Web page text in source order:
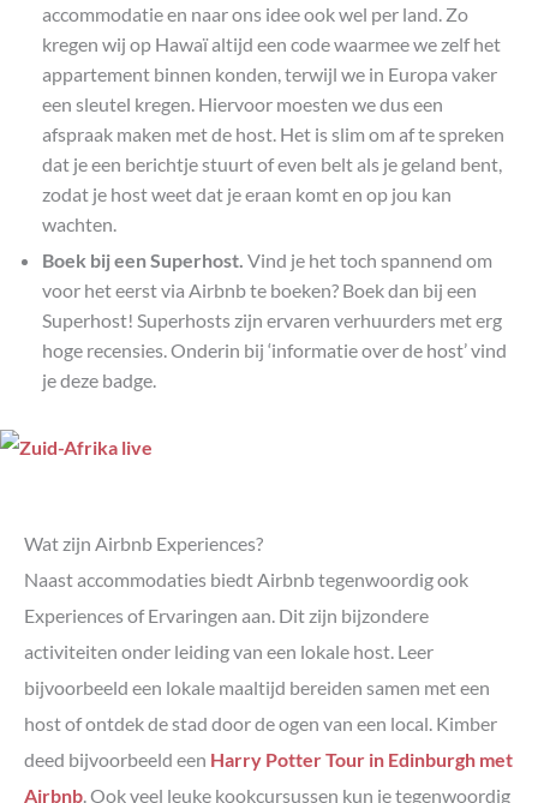
accommodatie en naar ons idee ook wel per land. Zo
kregen wij op Hawaï altijd een code waarmee we zelf het
appartement binnen konden, terwijl we in Europa vaker
een sleutel kregen. Hiervoor moesten we dus een
afspraak maken met de host. Het is slim om af te spreken
dat je een berichtje stuurt of even belt als je geland bent,
zodat je host weet dat je eraan komt en op jou kan
wachten.
Boek bij een Superhost. Vind je het toch spannend om
voor het eerst via Airbnb te boeken? Boek dan bij een
Superhost! Superhosts zijn ervaren verhuurders met erg
hoge recensies. Onderin bij ‘informatie over de host’ vind
je deze badge.
Wat zijn Airbnb Experiences?
Naast accommodaties biedt Airbnb tegenwoordig ook
Experiences of Ervaringen aan. Dit zijn bijzondere
activiteiten onder leiding van een lokale host. Leer
bijvoorbeeld een lokale maaltijd bereiden samen met een
host of ontdek de stad door de ogen van een local. Kimber
deed bijvoorbeeld een Harry Potter Tour in Edinburgh met
Airbnb. Ook veel leuke kookcursussen kun je tegenwoordig